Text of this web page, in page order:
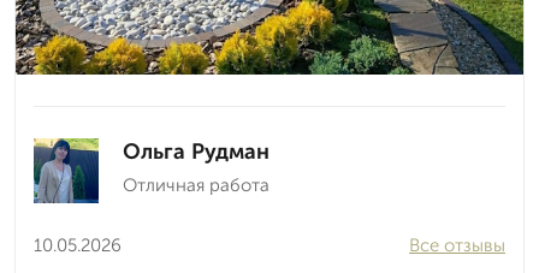
Ольга Рудман
Отличная работа
10.05.2026
Все отзывы